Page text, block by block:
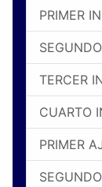
PRIMER
TERCER
CUARTO
PRIMER